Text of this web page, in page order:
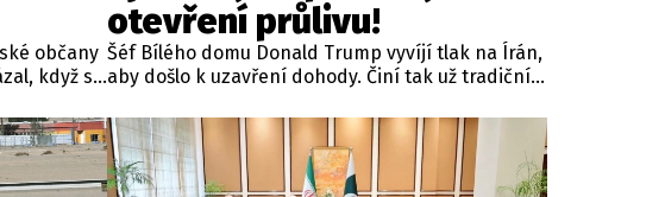
občany
když se
stal
otevření průlivu!
Šéf Bílého domu Donald Trump vyvíjí tlak na Írán,
aby došlo k uzavření dohody. Činí tak už tradičním
úderem v případě, že nedojde k otevření
Hormuzského průlivu.